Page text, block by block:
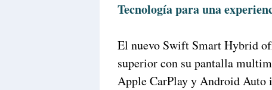
Tecnología para una
El nuevo Swift Smart Hybrid
superior con su pantalla
Apple CarPlay y Android Auto